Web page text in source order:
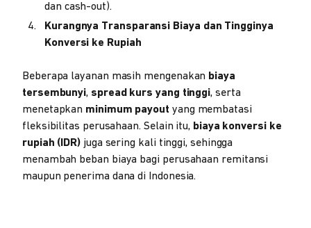
dan cash-out).
Kurangnya Transparansi Biaya dan Tingginya
Konversi ke Rupiah
Beberapa layanan masih mengenakan biaya
tersembunyi, spread kurs yang tinggi, serta
menetapkan minimum payout yang membatasi
fleksibilitas perusahaan. Selain itu, biaya konversi ke
rupiah (IDR) juga sering kali tinggi, sehingga
menambah beban biaya bagi perusahaan remitansi
maupun penerima dana di Indonesia.